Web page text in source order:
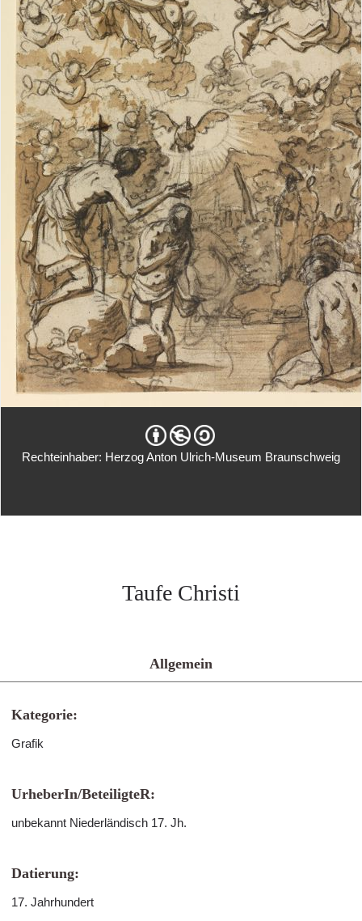
Rechteinhaber: Herzog Anton Ulrich-Museum Braunschweig
Taufe Christi
Allgemein
Kategorie:
Grafik
UrheberIn/BeteiligteR:
unbekannt Niederländisch 17. Jh.
Datierung:
17. Jahrhundert